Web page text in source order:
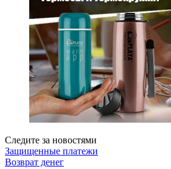
Следите за новостями
Защищенные платежи
Возврат денег